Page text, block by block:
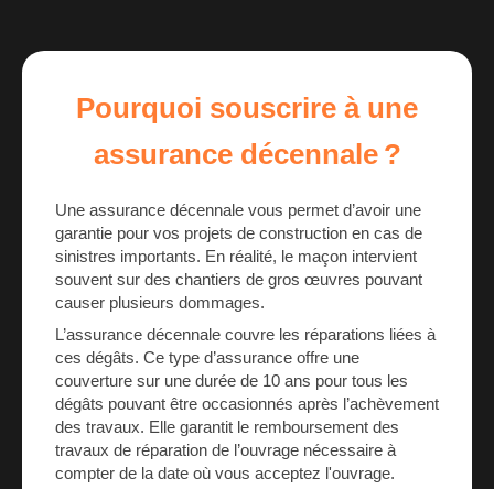
Pourquoi souscrire à une
assurance décennale ?
Une assurance décennale vous permet d’avoir une
garantie pour vos projets de construction en cas de
sinistres importants. En réalité, le maçon intervient
souvent sur des chantiers de gros œuvres pouvant
causer plusieurs dommages.
L’assurance décennale couvre les réparations liées à
ces dégâts. Ce type d’assurance offre une
couverture sur une durée de 10 ans pour tous les
dégâts pouvant être occasionnés après l’achèvement
des travaux. Elle garantit le remboursement des
travaux de réparation de l’ouvrage nécessaire à
compter de la date où vous acceptez l'ouvrage.